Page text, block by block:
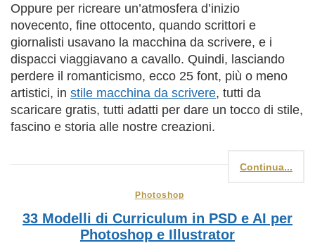
Oppure per ricreare un’atmosfera d’inizio
novecento, fine ottocento, quando scrittori e
giornalisti usavano la macchina da scrivere, e i
dispacci viaggiavano a cavallo. Quindi, lasciando
perdere il romanticismo, ecco 25 font, più o meno
artistici, in stile macchina da scrivere, tutti da
scaricare gratis, tutti adatti per dare un tocco di stile,
fascino e storia alle nostre creazioni.
Continua...
Photoshop
33 Modelli di Curriculum in PSD e AI per
Photoshop e Illustrator